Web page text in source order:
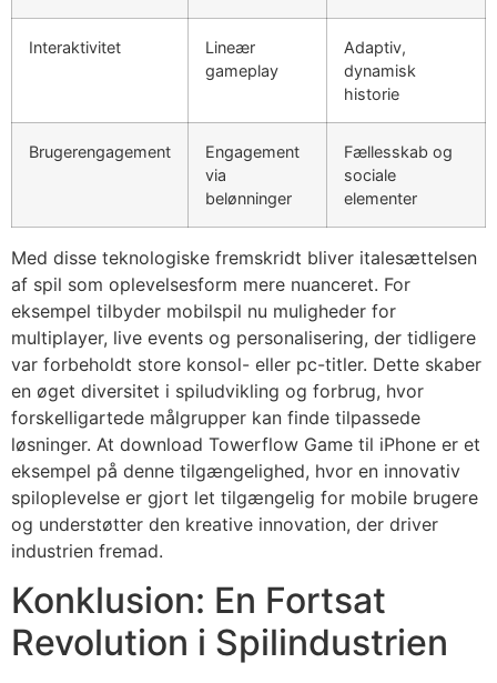
Interaktivitet
Lineær
gameplay
Adaptiv,
dynamisk
historie
Brugerengagement
Engagement
via
belønninger
Fællesskab og
sociale
elementer
Med disse teknologiske fremskridt bliver italesættelsen
af spil som oplevelsesform mere nuanceret. For
eksempel tilbyder mobilspil nu muligheder for
multiplayer, live events og personalisering, der tidligere
var forbeholdt store konsol- eller pc-titler. Dette skaber
en øget diversitet i spiludvikling og forbrug, hvor
forskelligartede målgrupper kan finde tilpassede
løsninger. At download Towerflow Game til iPhone er et
eksempel på denne tilgængelighed, hvor en innovativ
spiloplevelse er gjort let tilgængelig for mobile brugere
og understøtter den kreative innovation, der driver
industrien fremad.
Konklusion: En Fortsat
Revolution i Spilindustrien